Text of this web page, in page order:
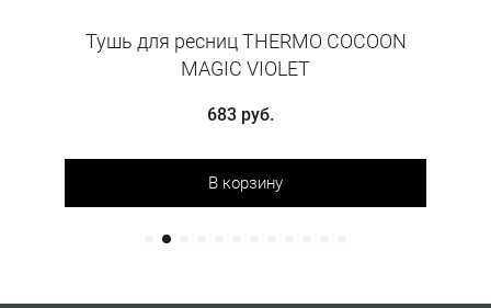
Тушь для ресниц THERMO COCOON
MAGIC VIOLET
683 руб.
В корзину